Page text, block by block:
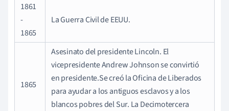
1861
-
1865
La Guerra Civil de EEUU.
1865
Asesinato del presidente Lincoln. El
vicepresidente Andrew Johnson se convirtió
en presidente.Se creó la Oficina de Liberados
para ayudar a los antiguos esclavos y a los
blancos pobres del Sur. La Decimotercera